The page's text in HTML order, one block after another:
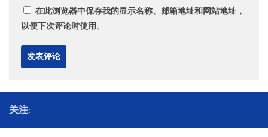
在此浏览器中保存我的显示名称、邮箱地址和网站地址，
以便下次评论时使用。
关注: